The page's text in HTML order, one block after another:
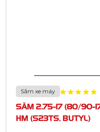
Săm xe máy
SĂM 2.75-17 (80/90-
HM (S23TS, BUTYL)